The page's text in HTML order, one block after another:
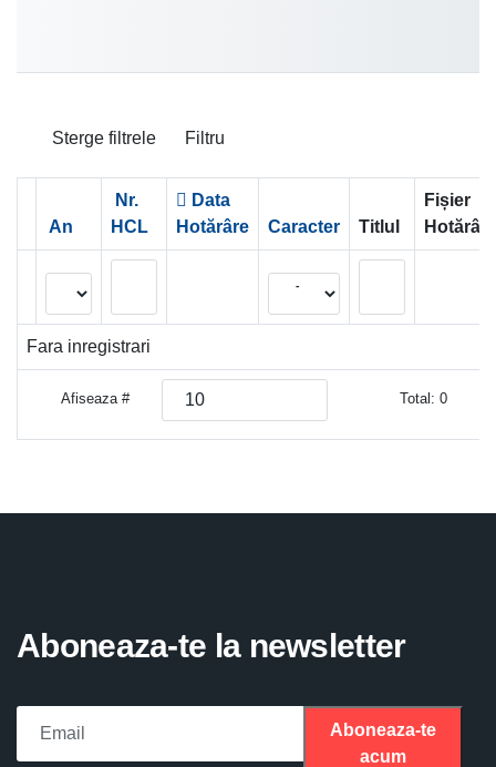
Sterge filtrele Filtru
An
Nr.
HCL
Data
Hotărâre
Caracter Titlul
Fișier
Hotărâre
Afiseaza # Total: 0
Fara inregistrari
Aboneaza-te la newsletter
Aboneaza-te
acum